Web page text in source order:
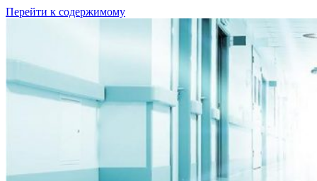
Перейти к содержимому